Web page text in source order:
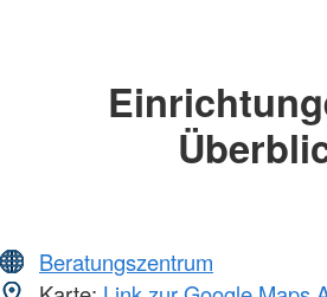
Beratungszentrum